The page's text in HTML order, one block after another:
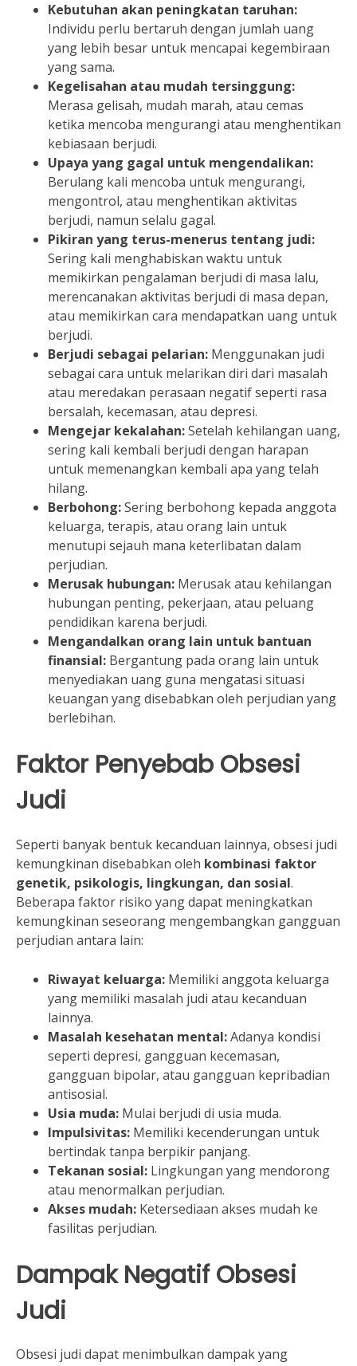
Kebutuhan akan peningkatan taruhan:
Individu perlu bertaruh dengan jumlah uang
yang lebih besar untuk mencapai kegembiraan
yang sama.
Kegelisahan atau mudah tersinggung:
Merasa gelisah, mudah marah, atau cemas
ketika mencoba mengurangi atau menghentikan
kebiasaan berjudi.
Upaya yang gagal untuk mengendalikan:
Berulang kali mencoba untuk mengurangi,
mengontrol, atau menghentikan aktivitas
berjudi, namun selalu gagal.
Pikiran yang terus-menerus tentang judi:
Sering kali menghabiskan waktu untuk
memikirkan pengalaman berjudi di masa lalu,
merencanakan aktivitas berjudi di masa depan,
atau memikirkan cara mendapatkan uang untuk
berjudi.
Berjudi sebagai pelarian: Menggunakan judi
sebagai cara untuk melarikan diri dari masalah
atau meredakan perasaan negatif seperti rasa
bersalah, kecemasan, atau depresi.
Mengejar kekalahan:Setelah kehilangan uang,
sering kali kembali berjudi dengan harapan
untuk memenangkan kembali apa yang telah
hilang.
Berbohong:Sering berbohong kepada anggota
keluarga, terapis, atau orang lain untuk
menutupi sejauh mana keterlibatan dalam
perjudian.
Merusak hubungan: Merusak atau kehilangan
hubungan penting, pekerjaan, atau peluang
pendidikan karena berjudi.
Mengandalkan orang lain untuk bantuan
finansial: Bergantung pada orang lain untuk
menyediakan uang guna mengatasi situasi
keuangan yang disebabkan oleh perjudian yang
berlebihan.
Faktor Penyebab Obsesi
Judi
Seperti banyak bentuk kecanduan lainnya, obsesi judi
kemungkinan disebabkan oleh kombinasi faktor
genetik, psikologis, lingkungan, dan sosial.
Beberapa faktor risiko yang dapat meningkatkan
kemungkinan seseorang mengembangkan gangguan
perjudian antara lain:
Riwayat keluarga: Memiliki anggota keluarga
yang memiliki masalah judi atau kecanduan
lainnya.
Masalah kesehatan mental:Adanya kondisi
seperti depresi, gangguan kecemasan,
gangguan bipolar, atau gangguan kepribadian
antisosial.
Usia muda: Mulai berjudi di usia muda.
Impulsivitas: Memiliki kecenderungan untuk
bertindak tanpa berpikir panjang.
Tekanan sosial: Lingkungan yang mendorong
atau menormalkan perjudian.
Akses mudah: Ketersediaan akses mudah ke
fasilitas perjudian.
Dampak Negatif Obsesi
Judi
Obsesi judi dapat menimbulkan dampak yang